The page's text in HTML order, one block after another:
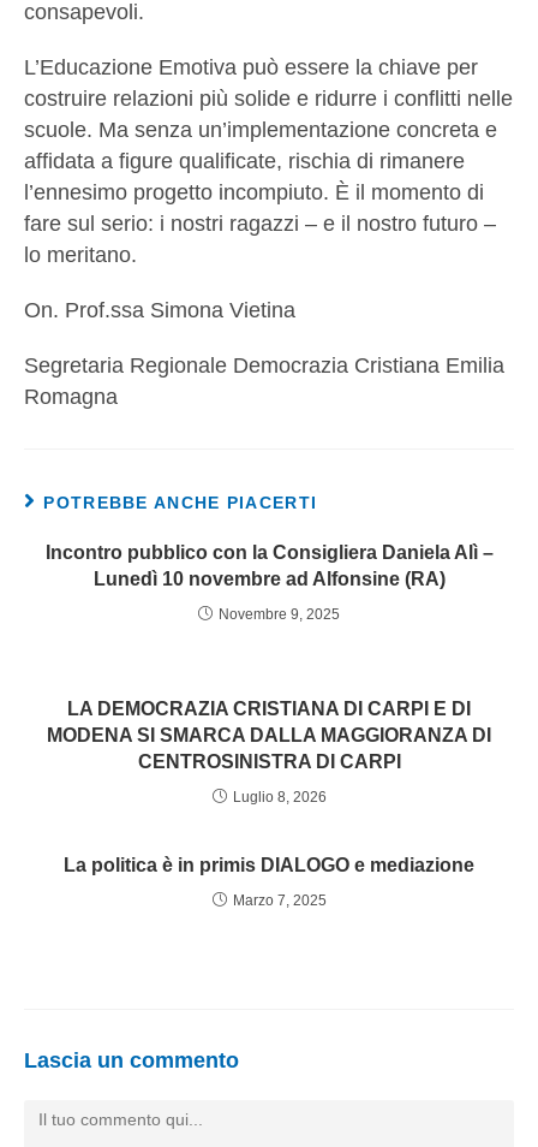
consapevoli.
L’Educazione Emotiva può essere la chiave per
costruire relazioni più solide e ridurre i conflitti nelle
scuole. Ma senza un’implementazione concreta e
affidata a figure qualificate, rischia di rimanere
l’ennesimo progetto incompiuto. È il momento di
fare sul serio: i nostri ragazzi – e il nostro futuro –
lo meritano.
On. Prof.ssa Simona Vietina
Segretaria Regionale Democrazia Cristiana Emilia
Romagna
POTREBBE ANCHE PIACERTI
Incontro pubblico con la Consigliera Daniela Alì –
Lunedì 10 novembre ad Alfonsine (RA)
Novembre 9, 2025
LA DEMOCRAZIA CRISTIANA DI CARPI E DI
MODENA SI SMARCA DALLA MAGGIORANZA DI
CENTROSINISTRA DI CARPI
Luglio 8, 2026
La politica è in primis DIALOGO e mediazione
Marzo 7, 2025
Lascia un commento